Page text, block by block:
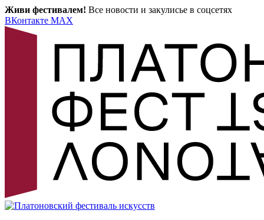
Живи фестивалем! Все новости и закулисье в соцсетях
ВКонтакте MAX